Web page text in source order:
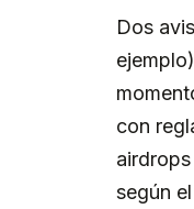
Dos
con
según